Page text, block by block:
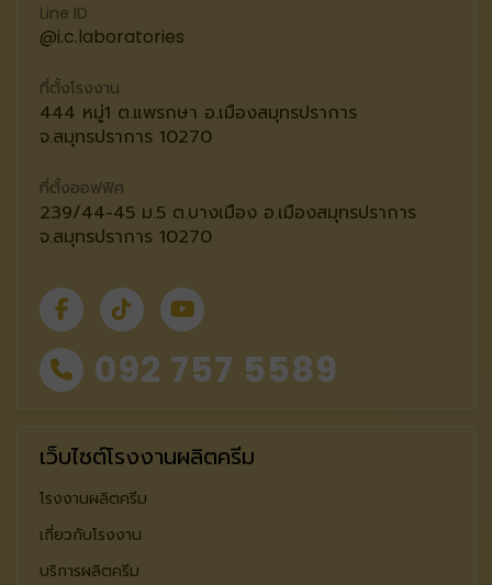
Line ID
@i.c.laboratories
ที่ตั้งโรงงาน
444 หมู่1 ต.แพรกษา อ.เมืองสมุทรปราการ
จ.สมุทรปราการ 10270
ที่ตั้งออฟฟิศ
239/44-45 ม.5 ต.บางเมือง อ.เมืองสมุทรปราการ
จ.สมุทรปราการ 10270
092 757 5589
เว็บไซต์โรงงานผลิตครีม
โรงงานผลิตครีม
เกี่ยวกับโรงงาน
บริการผลิตครีม